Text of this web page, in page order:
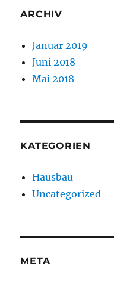
ARCHIV
Januar 2019
Juni 2018
Mai 2018
KATEGORIEN
Hausbau
Uncategorized
META